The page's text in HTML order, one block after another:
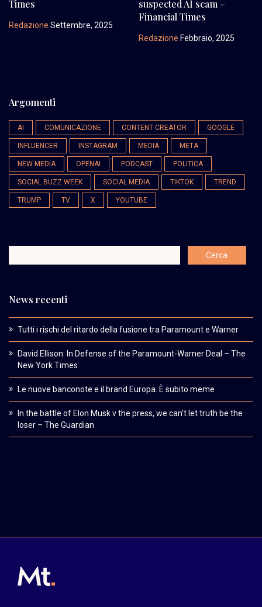
Times
Redazione Settembre, 2025
suspected AI scam –
Financial Times
Redazione Febbraio, 2025
Argomenti
AI COMUNICAZIONE CONTENT CREATOR GOOGLE
INFLUENCER INSTAGRAM MEDIA META
NEW MEDIA OPENAI PODCAST POLITICA
SOCIAL BUZZ WEEK SOCIAL MEDIA TIKTOK TREND
TRUMP TV X YOUTUBE
News recenti
Tutti i rischi del ritardo della fusione tra Paramount e Warner
David Ellison: In Defense of the Paramount-Warner Deal – The
New York Times
Le nuove banconote e il brand Europa. È subito meme
In the battle of Elon Musk v the press, we can’t let truth be the
loser – The Guardian